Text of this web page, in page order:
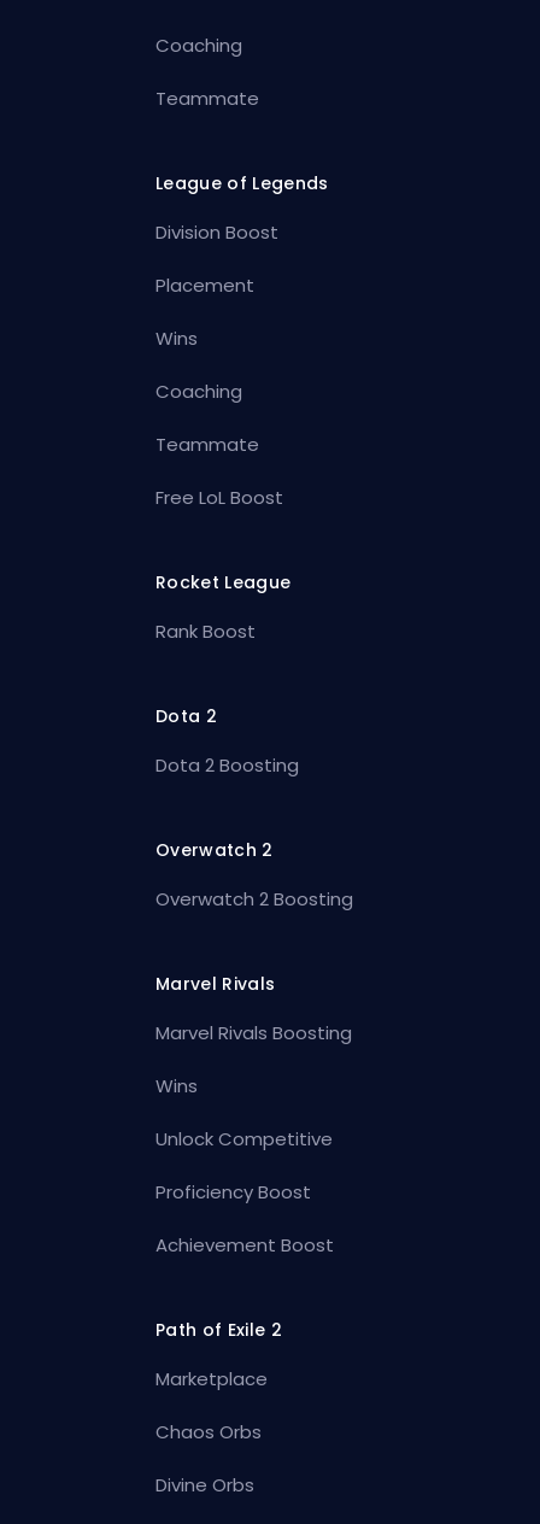
Coaching
Teammate
League of Legends
Division Boost
Placement
Wins
Coaching
Teammate
Free LoL Boost
Rocket League
Rank Boost
Dota 2
Dota 2 Boosting
Overwatch 2
Overwatch 2 Boosting
Marvel Rivals
Marvel Rivals Boosting
Wins
Unlock Competitive
Proficiency Boost
Achievement Boost
Path of Exile 2
Marketplace
Chaos Orbs
Divine Orbs